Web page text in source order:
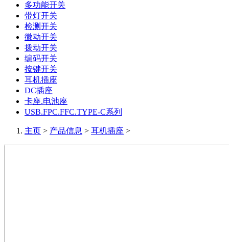
多功能开关
带灯开关
检测开关
微动开关
拨动开关
编码开关
按键开关
耳机插座
DC插座
卡座.电池座
USB.FPC.FFC.TYPE-C系列
主页 > 产品信息 > 耳机插座 >